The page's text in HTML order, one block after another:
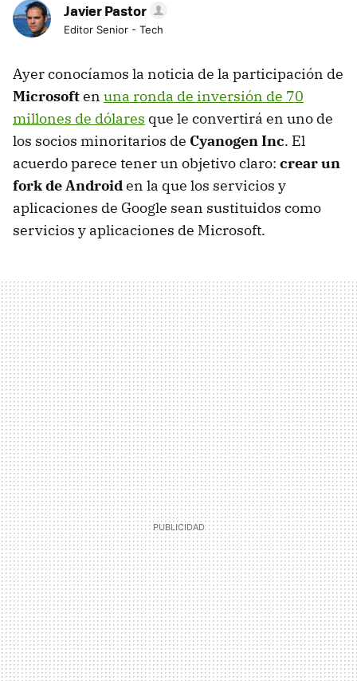
Javier Pastor
Editor Senior - Tech
Ayer conocíamos la noticia de la participación de
Microsoften una ronda de inversión de 70
millones de dólares que le convertirá en uno de
los socios minoritarios de Cyanogen Inc. El
acuerdo parece tener un objetivo claro: crear un
fork de Androiden la que los servicios y
aplicaciones de Google sean sustituidos como
servicios y aplicaciones de Microsoft.